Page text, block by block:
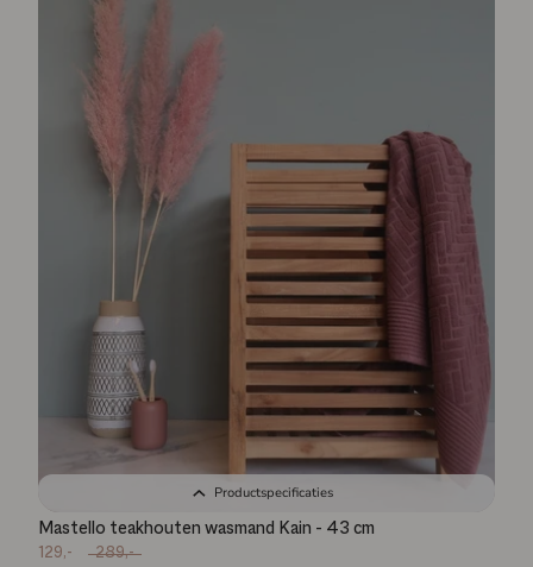
Productspecificaties
Mastello teakhouten wasmand Kain - 43 cm
129,- 289,-